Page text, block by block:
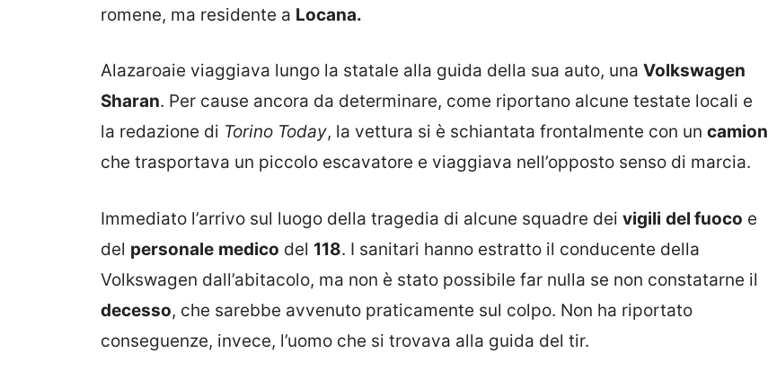
romene, ma residente a Locana.
Alazaroaie viaggiava lungo la statale alla guida della sua auto, una Volkswagen
Sharan. Per cause ancora da determinare, come riportano alcune testate locali e
la redazione di Torino Today, la vettura si è schiantata frontalmente con un camion
che trasportava un piccolo escavatore e viaggiava nell’opposto senso di marcia.
Immediato l’arrivo sul luogo della tragedia di alcune squadre dei vigili del fuoco e
del personale medico del 118. I sanitari hanno estratto il conducente della
Volkswagen dall’abitacolo, ma non è stato possibile far nulla se non constatarne il
decesso, che sarebbe avvenuto praticamente sul colpo. Non ha riportato
conseguenze, invece, l’uomo che si trovava alla guida del tir.